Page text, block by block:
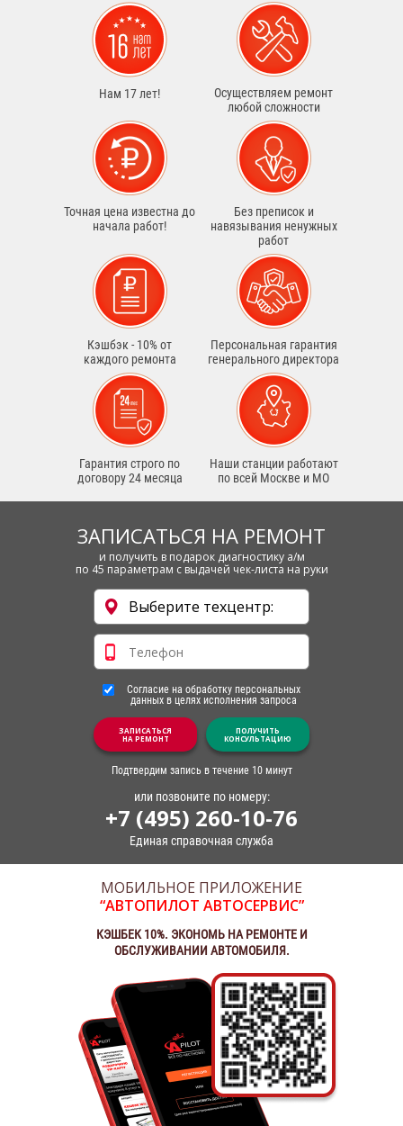
Нам 17 лет!
Осуществляем ремонт
любой сложности
Точная цена известна до
начала работ!
Без преписок и
навязывания ненужных
работ
Кэшбэк - 10% от
каждого ремонта
Персональная гарантия
генерального директора
Гарантия строго по
договору 24 месяца
Наши станции работают
по всей Москве и МО
ЗАПИСАТЬСЯ НА РЕМОНТ
и получить в подарок диагностику а/м
по 45 параметрам с выдачей чек-листа на руки
Согласие на обработку персональных
данных в целях исполнения запроса
ЗАПИСАТЬСЯ
НА РЕМОНТ
ПОЛУЧИТЬ
КОНСУЛЬТАЦИЮ
Подтвердим запись в течение 10 минут
или позвоните по номеру:
+7 (495) 260-10-76
Единая справочная служба
МОБИЛЬНОЕ ПРИЛОЖЕНИЕ
“АВТОПИЛОТ АВТОСЕРВИС”
КЭШБЕК 10%. ЭКОНОМЬ НА РЕМОНТЕ И
ОБСЛУЖИВАНИИ АВТОМОБИЛЯ.